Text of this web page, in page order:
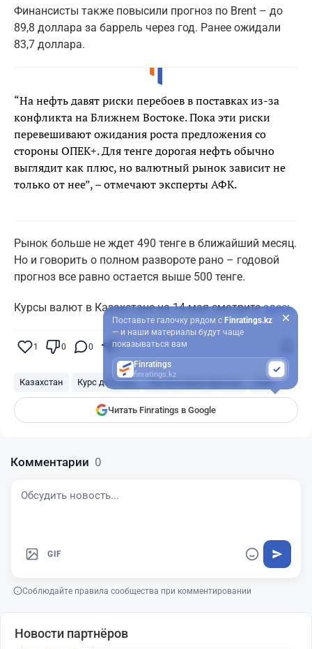
Финансисты также повысили прогноз по Brent – до
89,8 доллара за баррель через год. Ранее ожидали
83,7 доллара.
“На нефть давят риски перебоев в поставках из-за
конфликта на Ближнем Востоке. Пока эти риски
перевешивают ожидания роста предложения со
стороны ОПЕК+. Для тенге дорогая нефть обычно
выглядит как плюс, но валютный рынок зависит не
только от нее”, – отмечают эксперты АФК.
Рынок больше не ждет 490 тенге в ближайший месяц.
Но и говорить о полном развороте рано – годовой
прогноз все равно остается выше 500 тенге.
Курсы валют в Казахстане на 14 мая смотритездесь.
1 0 0 0
Казахстан Курс доллара Финансовый прогноз АФК
Читать Finratings в Google
Поставьте галочку рядом с Finratings.kz
— и наши материалы будут чаще
показываться вам
Finratings
finratings.kz
Комментарии 0
GIF
Соблюдайте правила сообщества при комментировании